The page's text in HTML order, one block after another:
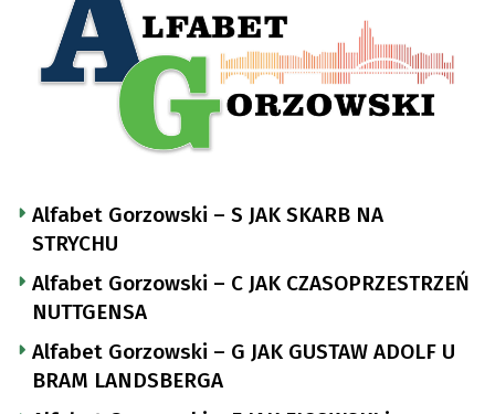
Alfabet Gorzowski – S JAK SKARB NA
STRYCHU
Alfabet Gorzowski – C JAK CZASOPRZESTRZEŃ
NUTTGENSA
Alfabet Gorzowski – G JAK GUSTAW ADOLF U
BRAM LANDSBERGA